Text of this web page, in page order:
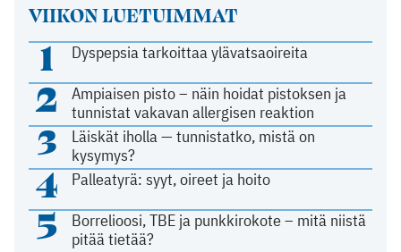
VIIKON LUETUIMMAT
1 Dyspepsia tarkoittaa ylävatsaoireita
2
Ampiaisen pisto – näin hoidat pistoksen ja
tunnistat vakavan allergisen reaktion
3
Läiskät iholla — tunnistatko, mistä on
kysymys?
4 Palleatyrä: syyt, oireet ja hoito
5
Borrelioosi, TBE ja punkkirokote – mitä niistä
pitää tietää?